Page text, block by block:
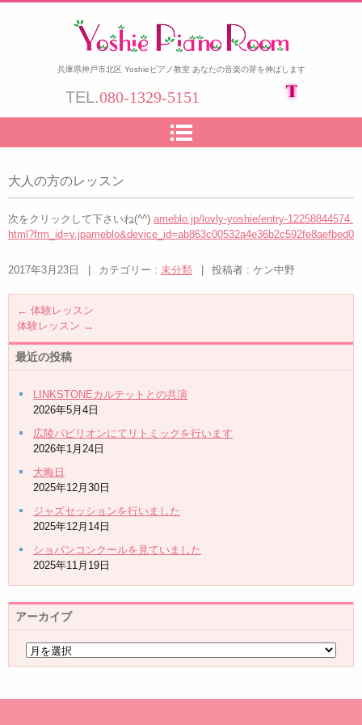
兵庫県神戸市北区 Yoshieピアノ教室 あなたの音楽の芽を伸ばします
TEL.080-1329-5151
大人の方のレッスン
次をクリックして下さいね(^^) ameblo.jp/lovly-yoshie/entry-12258844574.
html?frm_id=v.jpameblo&device_id=ab863c00532a4e36b2c592fe8aefbed0
2017年3月23日 カテゴリー : 未分類 投稿者 : ケン中野
← 体験レッスン
体験レッスン →
最近の投稿
LINKSTONEカルテットとの共演
2026年5月4日
広陵パビリオンにてリトミックを行います
2026年1月24日
大晦日
2025年12月30日
ジャズセッションを行いました
2025年12月14日
ショパンコンクールを見ていました
2025年11月19日
アーカイブ